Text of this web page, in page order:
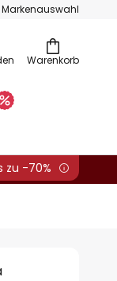
Warenkorb
zu -70%